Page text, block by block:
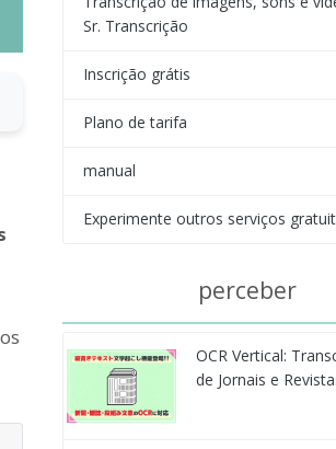
Sr. Transcrição
Inscrição grátis
Plano de tarifa
manual
Experimente outros serviços
perceber
OCR Vertical:
de Jornais e